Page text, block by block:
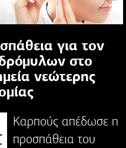
για τον
στο
νεώτερης
Καρπούς απέδωσε η
προσπάθεια του